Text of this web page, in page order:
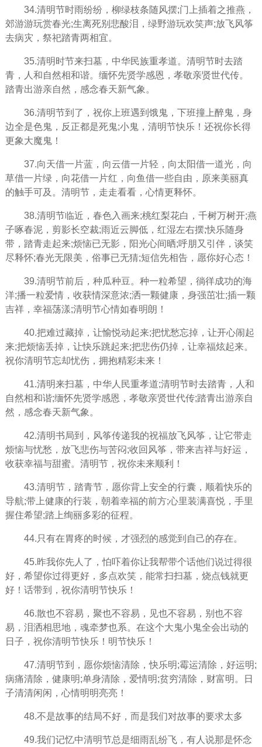
34.清明节时雨纷纷，柳绿枝条随风摆;门上插着之推燕，
郊游游玩赏春光;生离死别悲酸泪，绿野游玩欢笑声;放飞风筝
去病灾，祭祀踏青两相宜。
35.清明时节来扫墓，中华民族重孝道。清明节时去踏
青，人和自然相和谐。缅怀先贤学感恩，孝敬亲贤世代传。
踏青出游亲自然，感念春天新气象。
36.清明节到了，祝你上班遇到饿鬼，下班撞上醉鬼，身
边全是色鬼，反正都是死鬼;小鬼，清明节快乐！还祝你长得
更象大魔鬼！
37.向天借一片蓝，向云借一片轻，向太阳借一道光，向
草借一片绿，向花借一片红，向鱼借一些自由，原来美丽真
的触手可及。清明节，走走看看，心情更释怀。
38.清明节临近，春色入画来;桃红梨花白，千树万树开;燕
子啄春泥，剪影长空裁;雨近云脚低，红湿左右摆;快乐随身
带，踏青走起来;烦恼已无影，阳光心间晒;呼朋又引伴，谈笑
尽释怀;春光无限美，俗事已无猜;短信先相告，愿你好心态！
39.清明节前后，种瓜种豆。种一粒希望，徜徉成功的海
洋;播一粒爱情，收获情深意浓;洒一颗健康，身强茁壮;插一颗
吉祥，幸福荡漾;清明节心情如春明朗！
40.把难过藏掉，让愉悦动起来;把忧愁忘掉，让开心闹起
来;把烦恼丢掉，让快乐跳起来;把悲伤仍掉，让幸福炫起来。
祝你清明节忘却忧伤，拥抱精彩未来！
41.清明来扫墓，中华人民重孝道;清明节时去踏青，人和
自然相和谐;缅怀先贤学感恩，孝敬亲贤世代传;踏青出游亲自
然，感念春天新气象。
42.清明书局到，风筝传递我的祝福放飞风筝，让它带走
烦恼与忧愁，放飞悲伤与苦闷;收回风筝，带来吉祥与好运，
收获幸福与甜蜜。清明节，祝你未来顺利！
43.清明节，踏青节，愿你背上安全的行囊，顺着快乐的
导航;带上健康的行装，朝着幸福的前方;心里装满喜悦，手里
握住希望;踏上绚丽多彩的征程。
44.只有在胃疼的时候，才强烈的感觉到自己的存在。
45.昨我你先人了，怕吓着你让我帮带个话他们说过得很
好，希望你过得更好，多点欢笑，能常扫扫墓，烧点钱就更
好！话带到，祝你清明节快乐！
46.散也不容易，聚也不容易，见也不容易，别也不容
易，泪洒相思地，魂牵梦也系。在这个大鬼小鬼全会出动的
日子，祝你清明节快乐！明节快乐！
47.清明节到，愿你烦恼清除，快乐明;霉运清除，好运明;
病痛清除，健康明;单身清除，爱情明;贫穷清除，财富明。日
子清清闲闲，心情明明亮亮！
48.不是故事的结局不好，而是我们对故事的要求太多
49.我们记忆中清明节总是细雨乱纷飞，有人说那是怀念